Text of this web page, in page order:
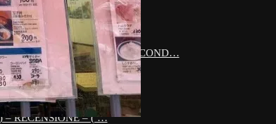
– RECENSIONE – ( SPLIT SECOND…
– RECENSIONE – ( …